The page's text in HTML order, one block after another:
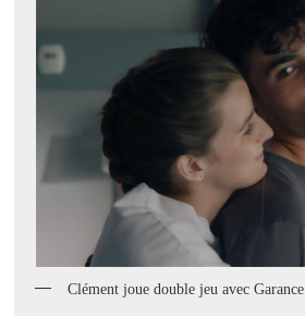
Clément joue double jeu avec Garance